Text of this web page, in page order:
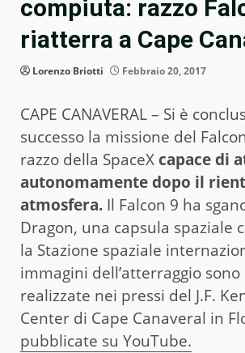
compiuta: razzo
riatterra a Cape
Lorenzo Briotti Febbraio 20, 2017
CAPE CANAVERAL – Si è
successo la missione del
razzo della SpaceX capace di
autonomamente dopo il
atmosfera. Il Falcon 9 ha
Dragon, una capsula spaziale
la Stazione spaziale
immagini dell’atterraggio sono
realizzate nei pressi del J.F.
Center di Cape Canaveral in
pubblicate su YouTube.